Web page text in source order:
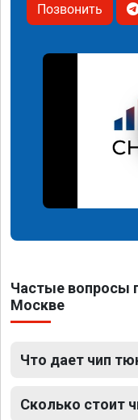
Позвонить
Частые вопросы
Москве
Что дает чип
Сколько стоит